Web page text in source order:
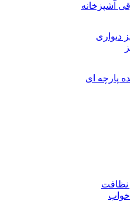
آشپزخانه
دیواری
پارچه ای
خواب